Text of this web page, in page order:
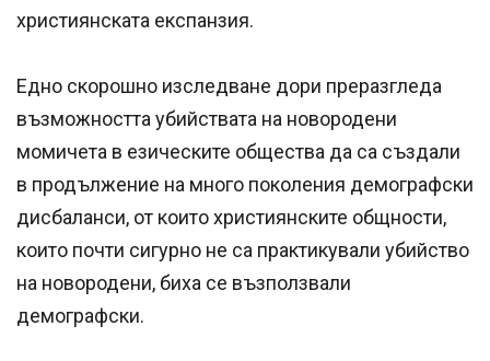
християнската експанзия.
Едно скорошно изследване дори преразгледа
възможността убийствата на новородени
момичета в езическите общества да са създали
в продължение на много поколения демографски
дисбаланси, от които християнските общности,
които почти сигурно не са практикували убийство
на новородени, биха се възползвали
демографски.